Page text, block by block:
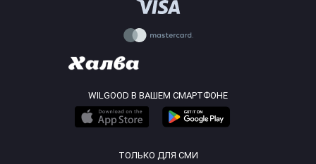
WILGOOD В ВАШЕМ СМАРТФОНЕ
ТОЛЬКО ДЛЯ СМИ